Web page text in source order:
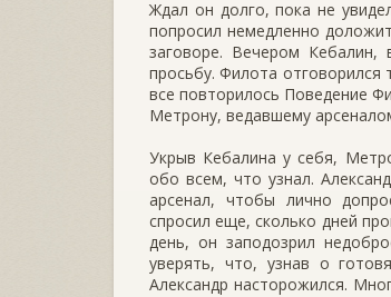
Ждал он долго, пока не
попросил немедленно
заговоре. Вечером Кебалин,
просьбу. Филота
все повторилось Поведение
Метрону, ведавшему
Укрыв Кебалина у себя,
обо всем, что узнал.
арсенал, чтобы лично
спросил еще, сколько дней
день, он заподозрил
уверять, что, узнав о
Александр насторожился.